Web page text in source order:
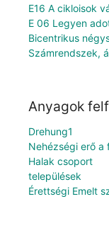
E16 A cikloisok
E 06 Legyen
Bicentrikus
Számrendszek,
Anyagok
Drehung1
Nehézségi erő a
Halak csoport
települések
Érettségi Emelt